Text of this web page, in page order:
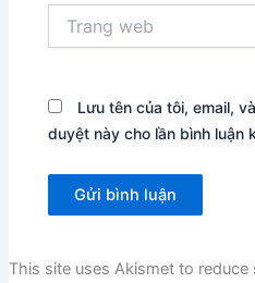
web
Lưu tên của tôi, email,
duyệt này cho lần bình luận
This site uses Akismet to reduce